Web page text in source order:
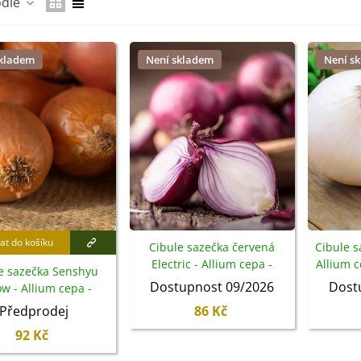
sativus - bio...
54 Kč
Mangold duhový - Beta
do košíku
sazečka Senshyu
- Allium cepa -
- 1 balení
Předprodej
92 Kč
Není skladem
Cibule sazečka červená
Electric - Allium cepa -
cibulky - 50 ks
Dostupnost 09/2026
86 Kč
Není
Cibule
Allium